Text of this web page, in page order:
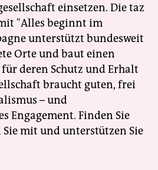
einsetzen. Die taz
"Alles beginnt im
unterstützt bundesweit
Orte und baut einen
deren Schutz und Erhalt
braucht guten, frei
– und
Engagement. Finden Sie
Sie mit und unterstützen Sie